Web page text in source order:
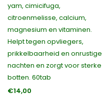
yam, cimicifuga,
citroenmelisse, calcium,
magnesium en vitaminen.
Helpt tegen opvliegers,
prikkelbaarheid en onrustige
nachten en zorgt voor sterke
botten. 60tab
€14,00